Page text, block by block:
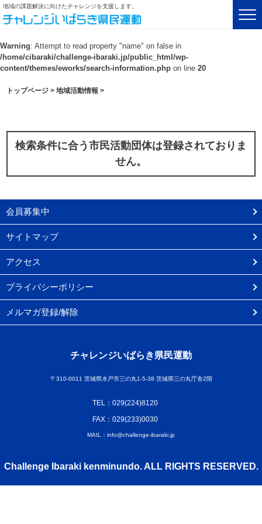
地域の課題解決に向けたチャレンジを支援します。
Warning: Attempt to read property "name" on false in
/home/cibaraki/challenge-ibaraki.jp/public_html/wp-
content/themes/eworks/search-information.php on line 20
トップページ >地域活動情報 >
検索条件に合う市民活動団体は登録されておりま
せん。
会員募集中
サイトマップ
アクセス
プライバシーポリシー
メルマガ登録/解除
チャレンジいばらき県民運動
〒310-0011 茨城県水戸市三の丸1-5-38 茨城県三の丸庁舎2階
TEL：029(224)8120
FAX：029(233)0030
MAIL：info@challenge-ibaraki.jp
Challenge Ibaraki kenminundo. ALL RIGHTS RESERVED.